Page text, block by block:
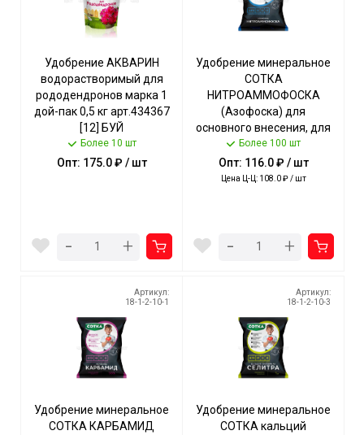
Удобрение АКВАРИН
водорастворимый для
рододендронов марка 1
дой-пак 0,5 кг арт.434367
[12] БУЙ
Более 10 шт
Опт: 175.0 ₽ / шт
- +
Удобрение минеральное
СОТКА
НИТРОАММОФОСКА
(Азофоска) для
основного внесения, для
подкормки растений 1 кг
[12/1092] НОРД ПАЛП
Более 100 шт
Опт: 116.0 ₽ / шт
Цена Ц-Ц: 108.0 ₽ / шт
- +
Артикул:
18-1-2-10-1
Удобрение минеральное
СОТКА КАРБАМИД
Артикул:
18-1-2-10-3
Удобрение минеральное
СОТКА кальций